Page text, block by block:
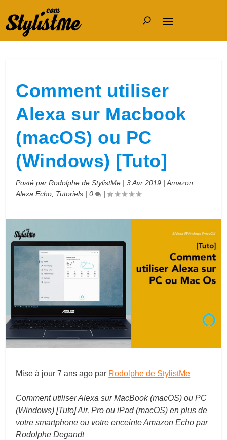
Comment utiliser
Alexa sur Macbook
(macOS) ou PC
(Windows) [Tuto]
Posté parRodolphe de StylistMe |3 Avr 2019 |Amazon
Alexa Echo Tutoriels |0 |
Mise à jour7 ans ago par Rodolphe de StylistMe
Comment utiliser Alexa sur MacBook (macOS) ou PC
(Windows) [Tuto] Air, Pro ou iPad (macOS) en plus de
votre smartphone ou votre enceinte Amazon Echo par
Rodolphe Degandt